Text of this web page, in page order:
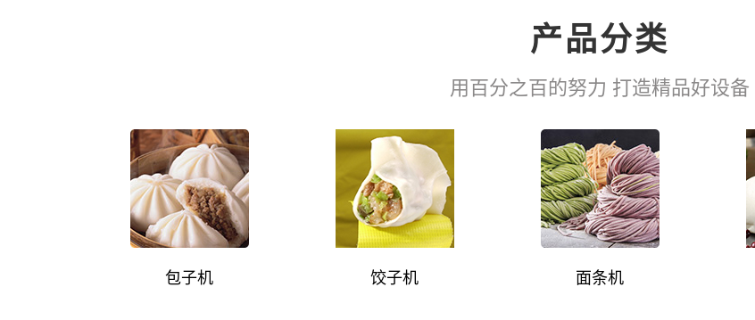
产品分类
用百分之百的努力 打造精品好设备
包子机 饺子机 面条机